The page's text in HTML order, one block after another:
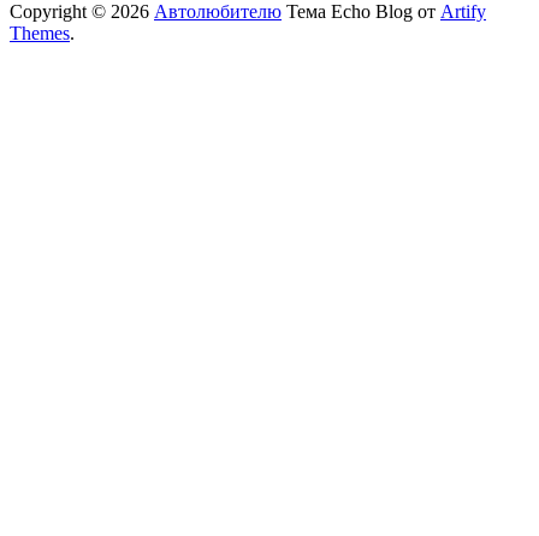
Copyright © 2026 Автолюбителю Тема Echo Blog от Artify
Themes.